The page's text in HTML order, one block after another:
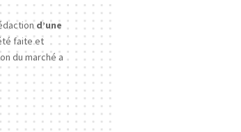
d’une
faite et
du marché a